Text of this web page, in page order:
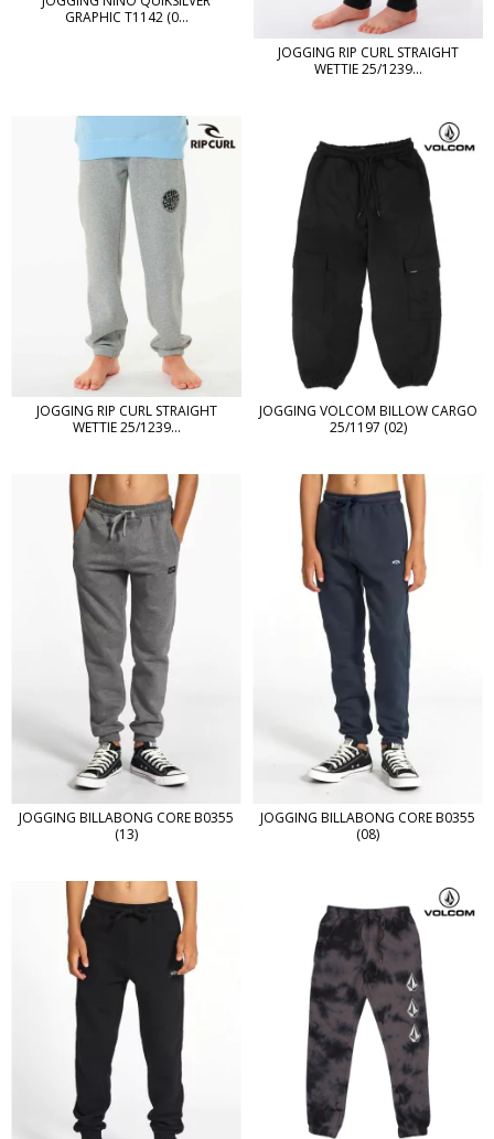
GRAPHIC T1142 (0...
JOGGING RIP CURL STRAIGHT
WETTIE 25/1239...
JOGGING RIP CURL STRAIGHT
WETTIE 25/1239...
JOGGING VOLCOM BILLOW CARGO
25/1197 (02)
JOGGING BILLABONG CORE B0355
(13)
JOGGING BILLABONG CORE B0355
(08)